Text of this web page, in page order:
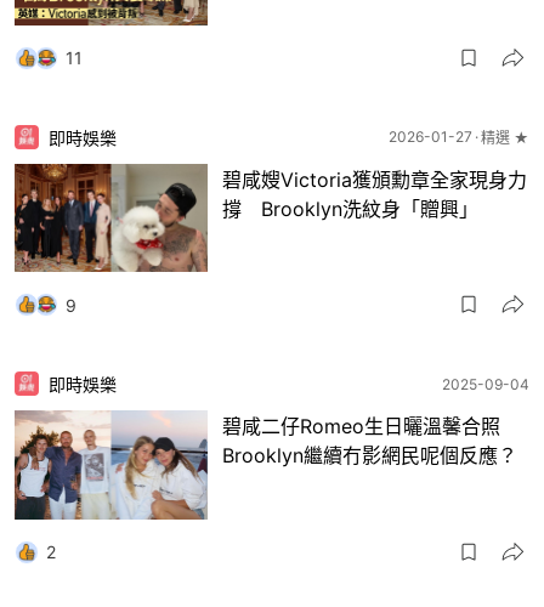
11
即時娛樂 2026-01-27 精選 ★
碧咸嫂Victoria獲頒勳章全家現身力
撐 Brooklyn洗紋身「贈興」
9
即時娛樂 2025-09-04
碧咸二仔Romeo生日曬溫馨合照
Brooklyn繼續冇影網民呢個反應？
2